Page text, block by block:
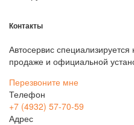
Контакты
Автосервис
продаже и официальной
Перезвоните мне
Телефон
+7 (4932) 57-70-59
Адрес